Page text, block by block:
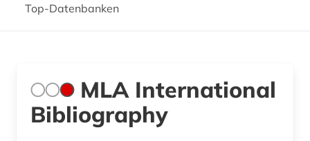
Top-Datenbanken
MLA International
Bibliography